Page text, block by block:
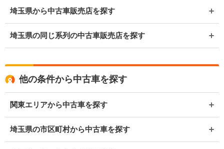
埼玉県から中古車販売店を探す
埼玉県の同じ系列の中古車販売店を探す
他の条件から中古車を探す
関東エリアから中古車を探す
埼玉県の市区町村から中古車を探す